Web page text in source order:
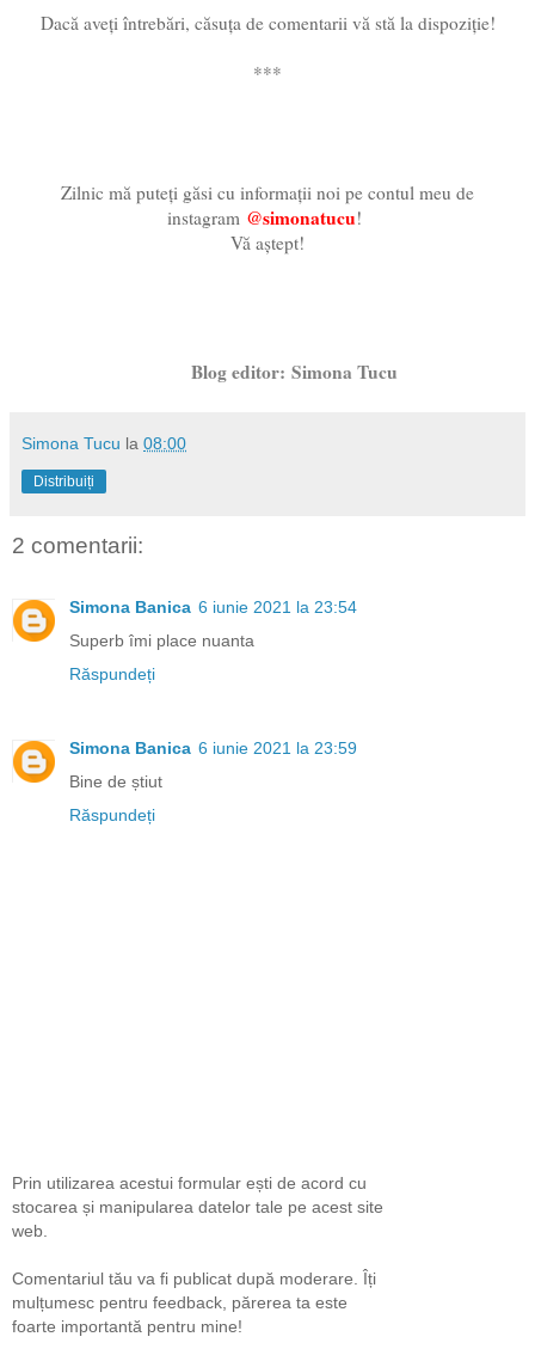
Dacă aveți întrebări, căsuța de comentarii vă stă la dispoziție!
***
Zilnic mă puteți găsi cu informații noi pe contul meu de
instagram @simonatucu!
Vă aștept!
Blog editor: Simona Tucu
Simona Tucu la 08:00
Distribuiți
2 comentarii:
Simona Banica 6 iunie 2021 la 23:54
Superb îmi place nuanta
Răspundeți
Simona Banica 6 iunie 2021 la 23:59
Bine de știut
Răspundeți
Prin utilizarea acestui formular ești de acord cu
stocarea și manipularea datelor tale pe acest site
web.
Comentariul tău va fi publicat după moderare. Îți
mulțumesc pentru feedback, părerea ta este
foarte importantă pentru mine!